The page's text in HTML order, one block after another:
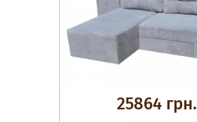
25864 грн.